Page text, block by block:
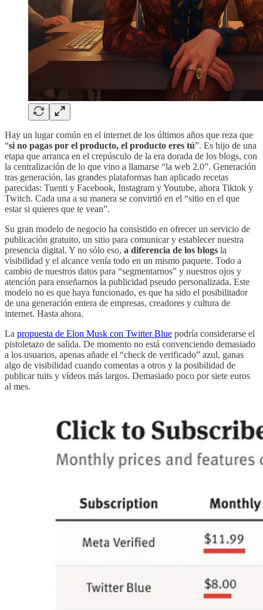
Hay un lugar común en el internet de los últimos años que reza que
“si no pagas por el producto, el producto eres tú”. Es hijo de una
etapa que arranca en el crepúsculo de la era dorada de los blogs, con
la centralización de lo que vino a llamarse “la web 2.0”. Generación
tras generación, las grandes plataformas han aplicado recetas
parecidas: Tuenti y Facebook, Instagram y Youtube, ahora Tiktok y
Twitch. Cada una a su manera se convirtió en el “sitio en el que
estar si quieres que te vean”.
Su gran modelo de negocio ha consistido en ofrecer un servicio de
publicación gratuito, un sitio para comunicar y establecer nuestra
presencia digital. Y no sólo eso, a diferencia de los blogs la
visibilidad y el alcance venía todo en un mismo paquete. Todo a
cambio de nuestros datos para “segmentarnos” y nuestros ojos y
atención para enseñarnos la publicidad pseudo personalizada. Este
modelo no es que haya funcionado, es que ha sido el posibilitador
de una generación entera de empresas, creadores y cultura de
internet. Hasta ahora.
La propuesta de Elon Musk con Twitter Blue podría considerarse el
pistoletazo de salida. De momento no está convenciendo demasiado
a los usuarios, apenas añade el “check de verificado” azul, ganas
algo de visibilidad cuando comentas a otros y la posibilidad de
publicar tuits y vídeos más largos. Demasiado poco por siete euros
al mes.